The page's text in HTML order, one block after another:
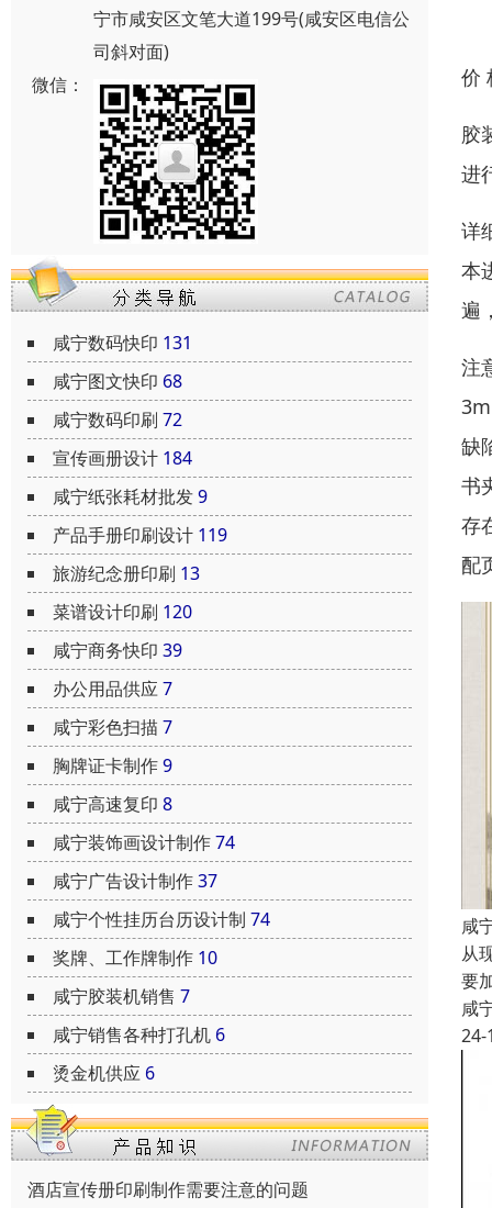
宁市咸安区文笔大道199号(咸安区电信公
司斜对面)
微信：
咸宁数码快印 131
咸宁图文快印 68
咸宁数码印刷 72
宣传画册设计 184
咸宁纸张耗材批发9
产品手册印刷设计 119
旅游纪念册印刷 13
菜谱设计印刷 120
咸宁商务快印 39
办公用品供应7
咸宁彩色扫描 7
胸牌证卡制作9
咸宁高速复印 8
咸宁装饰画设计制作74
咸宁广告设计制作37
咸宁个性挂历台历设计制 74
奖牌、工作牌制作 10
咸宁胶装机销售 7
咸宁销售各种打孔机 6
烫金机供应 6
酒店宣传册印刷制作需要注意的问题
价
胶
进
详
本
遍
注
缺
书
存
配
咸
从
要
咸
24-